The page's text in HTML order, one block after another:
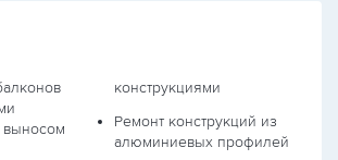
конструкциями
Ремонт конструкций из
алюминиевых профилей